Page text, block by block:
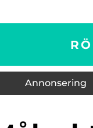
Annonsering